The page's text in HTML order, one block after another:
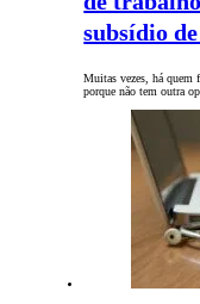
subsídio
Muitas vezes, há quem
porque não tem outra